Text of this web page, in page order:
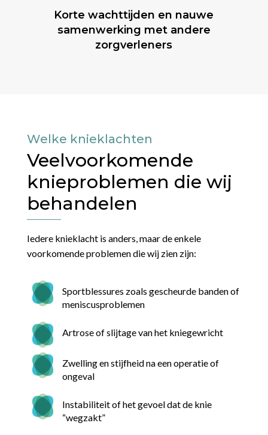
Korte wachttijden en nauwe
samenwerking met andere
zorgverleners
Welke knieklachten
Veelvoorkomende
knieproblemen die wij
behandelen
Iedere knieklacht is anders, maar de enkele
voorkomende problemen die wij zien zijn:
Sportblessures zoals gescheurde banden of
meniscusproblemen
Artrose of slijtage van het kniegewricht
Zwelling en stijfheid na een operatie of
ongeval
Instabiliteit of het gevoel dat de knie
“wegzakt”